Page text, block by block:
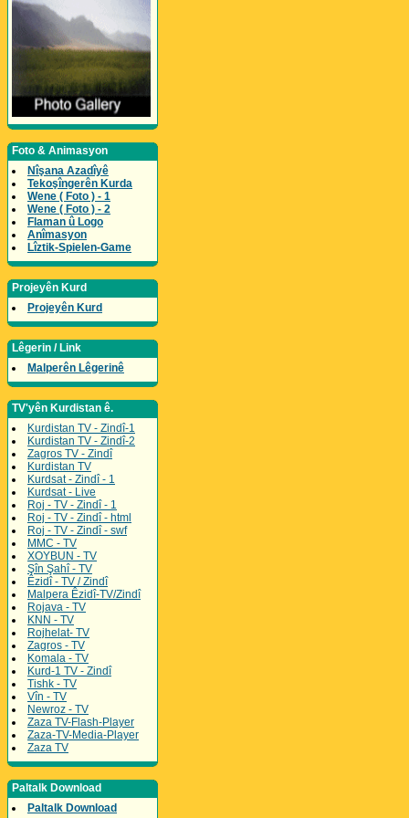
Foto & Animasyon
Nîşana Azadîyê
Tekoşîngerên Kurda
Wene ( Foto ) - 1
Wene ( Foto ) - 2
Flaman û Logo
Anîmasyon
Lîztik-Spielen-Game
Projeyên Kurd
Projeyên Kurd
Lêgerin / Link
Malperên Lêgerinê
TV'yên Kurdistan ê.
Kurdistan TV - Zindî-1
Kurdistan TV - Zindî-2
Zagros TV - Zindî
Kurdistan TV
Kurdsat - Zindî - 1
Kurdsat - Live
Roj - TV - Zindî - 1
Roj - TV - Zindî - html
Roj - TV - Zindî - swf
MMC - TV
XOYBUN - TV
Şîn Şahî - TV
Êzidî - TV / Zindî
Malpera Êzidî-TV/Zindî
Rojava - TV
KNN - TV
Rojhelat- TV
Zagros - TV
Komala - TV
Kurd-1 TV - Zindî
Tishk - TV
Vîn - TV
Newroz - TV
Zaza TV-Flash-Player
Zaza-TV-Media-Player
Zaza TV
Paltalk Download
Paltalk Download